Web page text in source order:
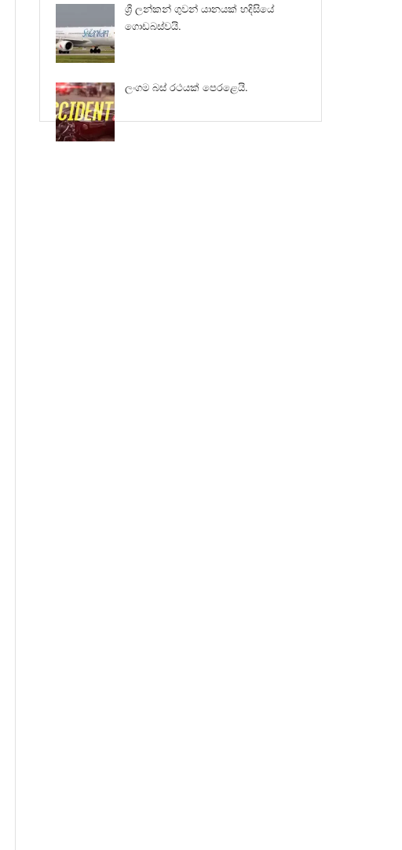
ශ්‍රී ලන්කන් ගුවන් යානයක් හදිසියේ
ගොඩබස්වයි.
ලංගම බස් රථයක් පෙරළෙයි.